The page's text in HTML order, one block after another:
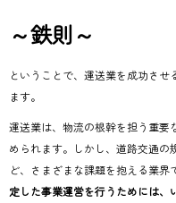
～鉄則～
ということで、運送業を成功さ
ます。
運送業は、物流の根幹を担う重要
められます。しかし、道路交通の
ど、さまざまな課題を抱える業
定した事業運営を行うためには、